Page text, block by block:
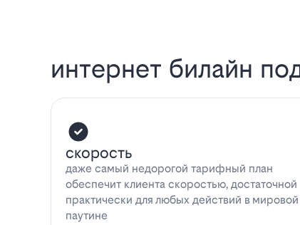
интернет билайн
скорость
даже самый недорогой тарифный план
обеспечит клиента скоростью, достаточной
практически для любых действий в мировой
паутине